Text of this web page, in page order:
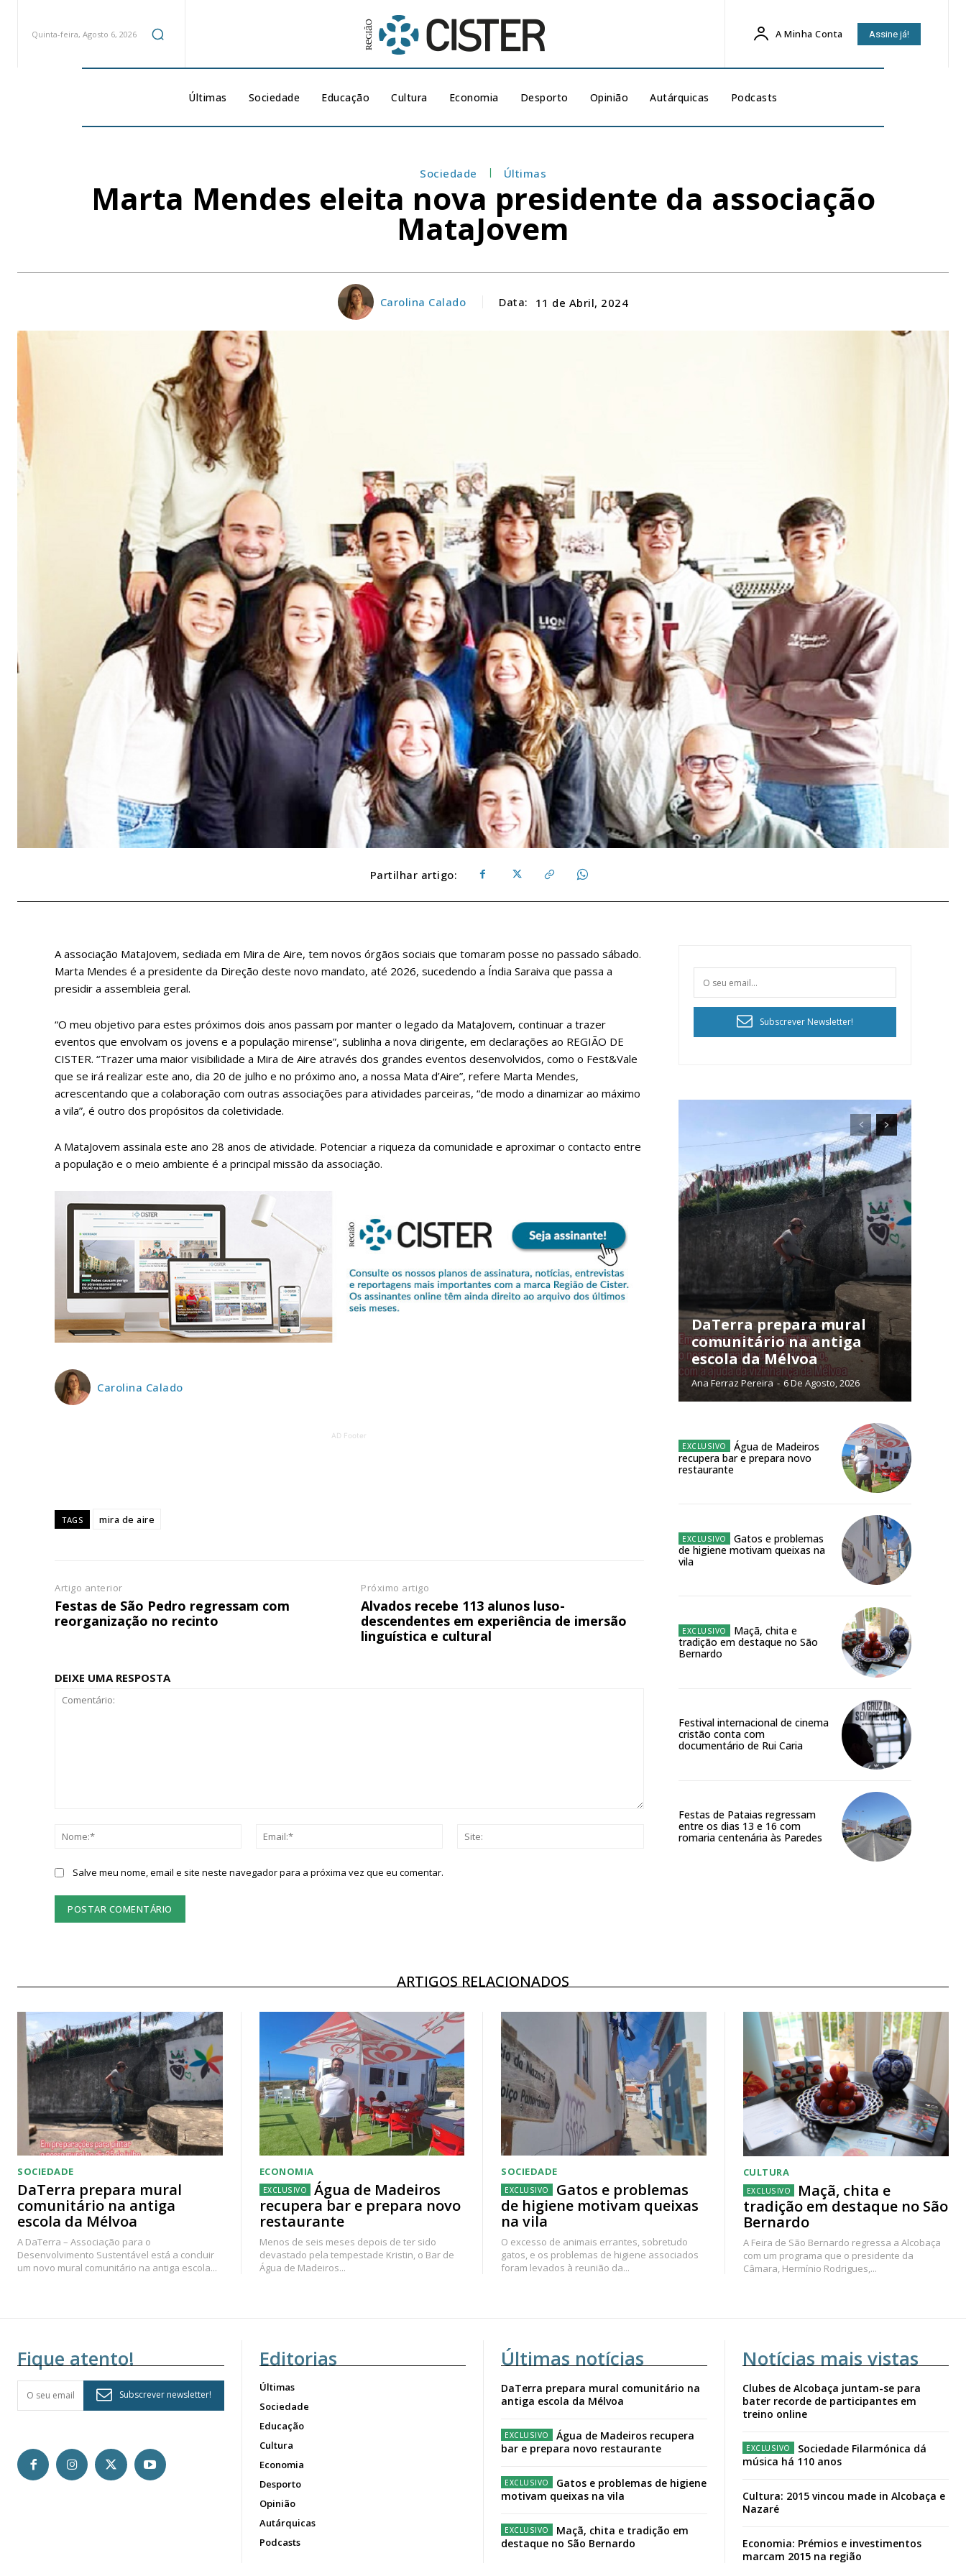
Planos de Assinatura
Faça-se assinante do Região de Cister e ajude-nos a manter este serviço público!
Sendo assinante terá acesso a todos os conteúdos exclusivos e versões digitais.
Escolha o plano de assinatura desejado:
ASSINATURA
IMPRESSA
ASSINATURA
DIGITAL ANUAL
Acesso aos conteúdos Exclusivos para
Quinta-feira, Agosto 6, 2026 A Minha Conta Assine já!
Últimas Sociedade Educação Cultura Economia Desporto Opinião Autárquicas Podcasts
Sociedade Últimas
Marta Mendes eleita nova presidente da associação
MataJovem
Carolina Calado Data: 11 de Abril, 2024
Partilhar artigo:
A associação MataJovem, sediada em Mira de Aire, tem novos órgãos sociais que tomaram posse no passado sábado.
Marta Mendes é a presidente da Direção deste novo mandato, até 2026, sucedendo a Índia Saraiva que passa a
presidir a assembleia geral.
“O meu objetivo para estes próximos dois anos passam por manter o legado da MataJovem, continuar a trazer
eventos que envolvam os jovens e a população mirense”, sublinha a nova dirigente, em declarações ao REGIÃO DE
CISTER. “Trazer uma maior visibilidade a Mira de Aire através dos grandes eventos desenvolvidos, como o Fest&Vale
que se irá realizar este ano, dia 20 de julho e no próximo ano, a nossa Mata d’Aire”, refere Marta Mendes,
acrescentando que a colaboração com outras associações para atividades parceiras, “de modo a dinamizar ao máximo
a vila”, é outro dos propósitos da coletividade.
A MataJovem assinala este ano 28 anos de atividade. Potenciar a riqueza da comunidade e aproximar o contacto entre
a população e o meio ambiente é a principal missão da associação.
Carolina Calado
AD Footer
TAGS mira de aire
Artigo anterior
Festas de São Pedro regressam com
reorganização no recinto
Próximo artigo
Alvados recebe 113 alunos luso-
descendentes em experiência de imersão
linguística e cultural
DEIXE UMA RESPOSTA
Nome:*
Email:*
Salve meu nome, email e site neste navegador para a próxima vez que eu comentar.
Subscrever Newsletter!
DaTerra prepara mural
comunitário na antiga
escola da Mélvoa
Ana Ferraz Pereira - 6 De Agosto, 2026
Água de Madeiros
recupera bar e prepara novo
restaurante
Gatos e problemas
de higiene motivam queixas na
vila
Maçã, chita e
tradição em destaque no São
Bernardo
Festival internacional de cinema
cristão conta com
documentário de Rui Caria
Festas de Pataias regressam
entre os dias 13 e 16 com
romaria centenária às Paredes
ARTIGOS RELACIONADOS
SOCIEDADE
DaTerra prepara mural
comunitário na antiga
escola da Mélvoa
A DaTerra – Associação para o
Desenvolvimento Sustentável está a concluir
um novo mural comunitário na antiga escola...
ECONOMIA
Água de Madeiros
recupera bar e prepara novo
restaurante
Menos de seis meses depois de ter sido
devastado pela tempestade Kristin, o Bar de
Água de Madeiros...
SOCIEDADE
Gatos e problemas
de higiene motivam queixas
na vila
O excesso de animais errantes, sobretudo
gatos, e os problemas de higiene associados
foram levados à reunião da...
CULTURA
Maçã, chita e
tradição em destaque no São
Bernardo
A Feira de São Bernardo regressa a Alcobaça
com um programa que o presidente da
Câmara, Hermínio Rodrigues,...
Fique atento!
Subscrever newsletter!
Editorias
Últimas
Sociedade
Educação
Cultura
Economia
Desporto
Opinião
Autárquicas
Podcasts
Últimas notícias
DaTerra prepara mural comunitário na
antiga escola da Mélvoa
Água de Madeiros recupera
bar e prepara novo restaurante
Gatos e problemas de higiene
motivam queixas na vila
Maçã, chita e tradição em
destaque no São Bernardo
Notícias mais vistas
Clubes de Alcobaça juntam-se para
bater recorde de participantes em
treino online
Sociedade Filarmónica dá
música há 110 anos
Cultura: 2015 vincou made in Alcobaça e
Nazaré
Economia: Prémios e investimentos
marcam 2015 na região